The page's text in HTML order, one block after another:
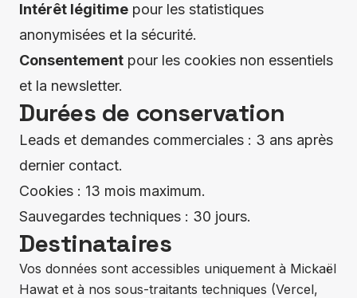
Intérêt légitime pour les statistiques
anonymisées et la sécurité.
Consentement pour les cookies non essentiels
et la newsletter.
Durées de conservation
Leads et demandes commerciales : 3 ans après
dernier contact.
Cookies : 13 mois maximum.
Sauvegardes techniques : 30 jours.
Destinataires
Vos données sont accessibles uniquement à Mickaël
Hawat et à nos sous-traitants techniques (Vercel,